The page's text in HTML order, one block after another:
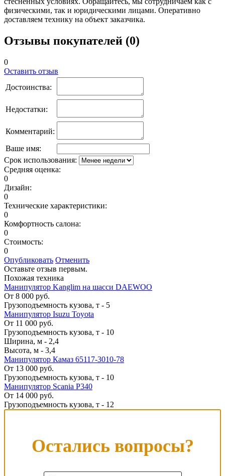
физическими, так и юридическими лицами. Оперативно
доставляем технику на объект заказчика.
Отзывы покупателей (0)
0
Оставить отзыв
Достоинства:
Недостатки:
Комментарий:
Ваше имя:
Срок использования:
Средняя оценка:
0
Дизайн:
0
Технические характеристики:
0
Комфортность салона:
0
Стоимость:
0
Опубликовать Отменить
Оставьте отзыв первым.
Похожая техника
Манипулятор Kanglim на шасси DAEWOO
От 8 000 руб.
Грузоподъемность кузова, т - 5
Манипулятор Isuzu Toyota
От 11 000 руб.
Грузоподъемность кузова, т - 10
Ширина, м - 2,4
Высота, м - 3,4
Манипулятор Камаз 65117-3010-78
От 13 000 руб.
Грузоподъемность кузова, т - 10
Манипулятор Scania P340
От 14 000 руб.
Грузоподъемность кузова, т - 12
Остались вопросы?